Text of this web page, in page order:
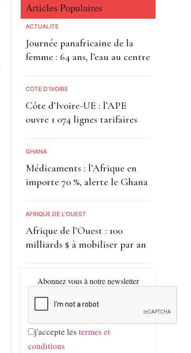
Articles Populaires
ACTUALITE
Journée panafricaine de la
femme : 64 ans, l’eau au centre
CÔTE D'IVOIRE
Côte d’Ivoire-UE : l’APE
ouvre 1 074 lignes tarifaires
GHANA
Médicaments : l’Afrique en
importe 70 %, alerte le Ghana
AFRIQUE DE L'OUEST
Afrique de l’Ouest : 100
milliards $ à mobiliser par an
Abonnez vous à notre newsletter
j'accepte les termes et
conditions